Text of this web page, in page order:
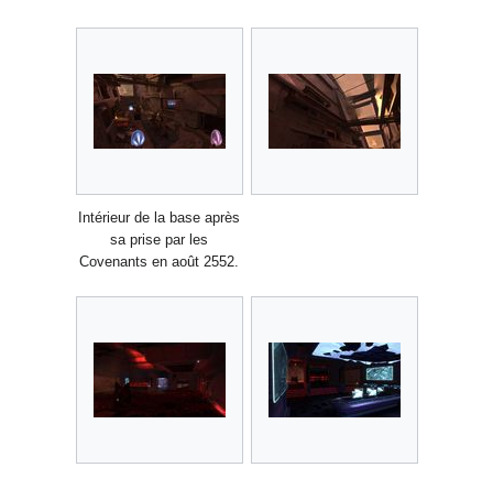
Intérieur de la base après
sa prise par les
Covenants en août 2552.